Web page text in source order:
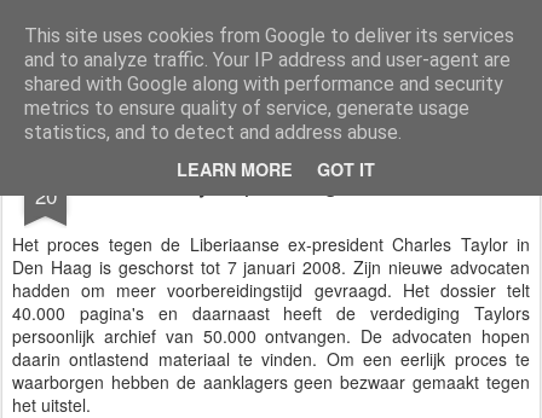
This site uses cookies from Google to deliver its services
and to analyze traffic. Your IP address and user-agent are
shared with Google along with performance and security
metrics to ensure quality of service, generate usage
statistics, and to detect and address abuse.
LEARN MORE GOT IT
Styloblog Stylo is secretariaat en tekstredactie Ytzen Lont
Pages
20 Taylor-proces geschorst
Het proces tegen de Liberiaanse ex-president Charles Taylor in
Den Haag is geschorst tot 7 januari 2008. Zijn nieuwe advocaten
hadden om meer voorbereidingstijd gevraagd. Het dossier telt
40.000 pagina's en daarnaast heeft de verdediging Taylors
persoonlijk archief van 50.000 ontvangen. De advocaten hopen
daarin ontlastend materiaal te vinden. Om een eerlijk proces te
waarborgen hebben de aanklagers geen bezwaar gemaakt tegen
het uitstel.